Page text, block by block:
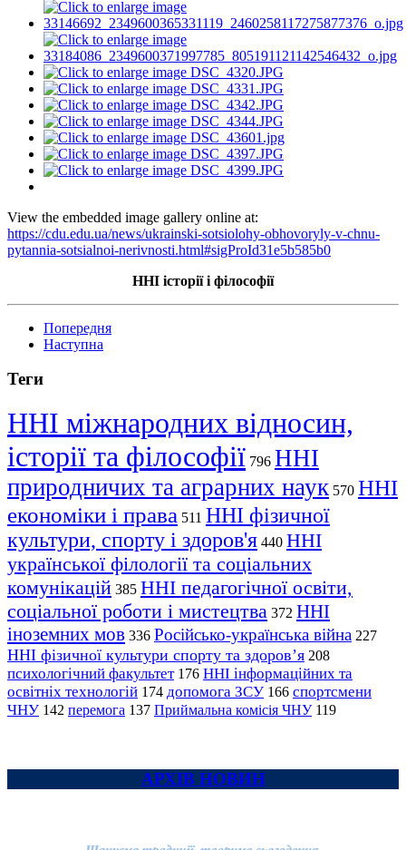
View the embedded image gallery online at:
https://cdu.edu.ua/news/ukrainski-sotsiolohy-obhovoryly-v-chnu-
pytannia-sotsialnoi-nerivnosti.html#sigProId31e5b585b0
ННІ історії і філософії
Попередня
Наступна
Теги
ННІ міжнародних відносин,
історії та філософії 796 ННІ
природничих та аграрних наук 570 ННІ
економіки і права 511 ННІ фізичної
культури, спорту і здоров'я 440 ННІ
української філології та соціальних
комунікацій 385 ННІ педагогічної освіти,
соціальної роботи і мистецтва 372 ННІ
іноземних мов 336 Російсько-українська війна 227
ННІ фізичної культури спорту та здоров’я 208
психологічний факультет 176 ННІ інформаційних та
освітніх технологій 174 допомога ЗСУ 166 спортсмени
ЧНУ 142 перемога 137 Приймальна комісія ЧНУ 119
АРХІВ НОВИН